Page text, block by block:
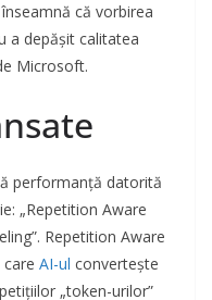
că vorbirea
a depășit calitatea
Microsoft.
performanță datorită
„Repetition Aware
Repetition Aware
AI-ul convertește
„token-urilor”